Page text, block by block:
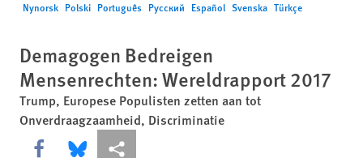
Nynorsk Polski Português Русский Español Svenska Türkçe
Demagogen Bedreigen
Mensenrechten: Wereldrapport 2017
Trump, Europese Populisten zetten aan tot
Onverdraagzaamheid, Discriminatie
Share this via Facebook
Share this via Bluesky
More sharing options